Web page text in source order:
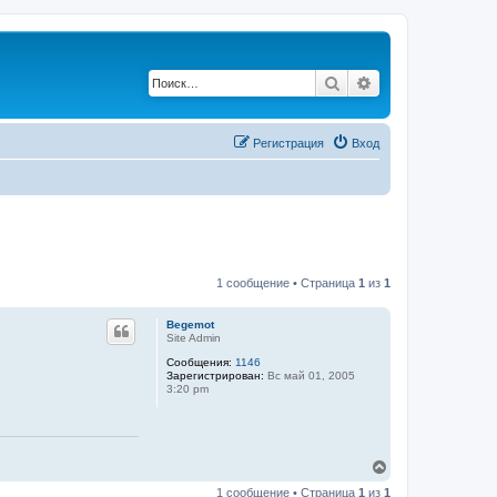
Поиск
Вход
Регистрация
1 сообщение • Страница 1 из 1
Begemot
Site Admin
Сообщения: 1146
Зарегистрирован: Вс май 01, 2005
3:20 pm
1 сообщение • Страница 1 из 1